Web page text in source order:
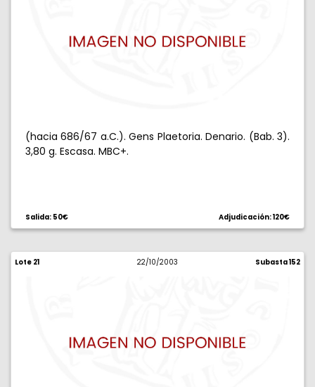
(hacia 686/67 a.C.). Gens Plaetoria. Denario. (Bab. 3).
3,80 g. Escasa. MBC+.
Salida: 50€ Adjudicación: 120€
Lote 21 22/10/2003 Subasta 152